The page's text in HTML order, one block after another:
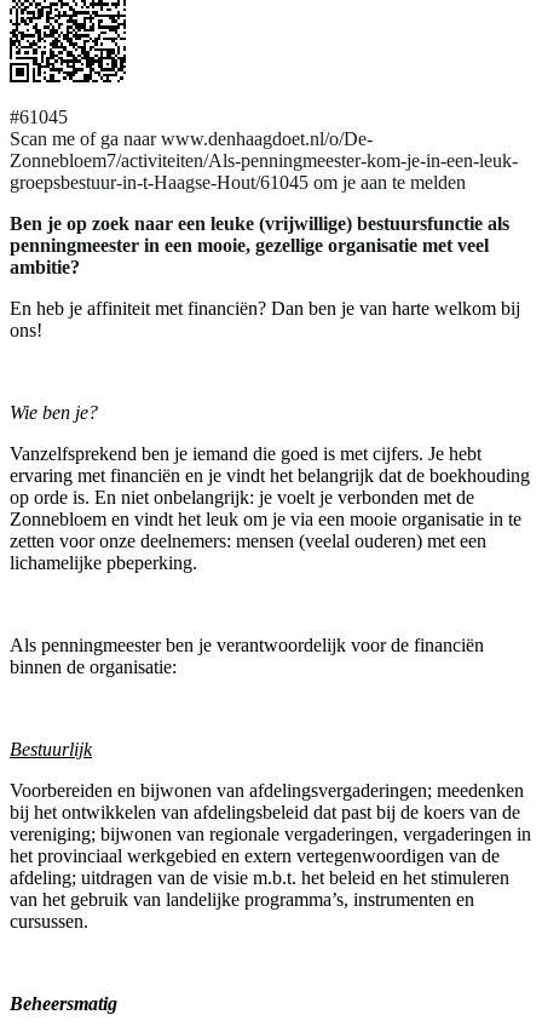
#61045
Scan me of ga naar www.denhaagdoet.nl/o/De-
Zonnebloem7/activiteiten/Als-penningmeester-kom-je-in-een-leuk-
groepsbestuur-in-t-Haagse-Hout/61045 om je aan te melden
Ben je op zoek naar een leuke (vrijwillige) bestuursfunctie als
penningmeester in een mooie, gezellige organisatie met veel
ambitie?
En heb je affiniteit met financiën? Dan ben je van harte welkom bij
ons!
Wie ben je?
Vanzelfsprekend ben je iemand die goed is met cijfers. Je hebt
ervaring met financiën en je vindt het belangrijk dat de boekhouding
op orde is. En niet onbelangrijk: je voelt je verbonden met de
Zonnebloem en vindt het leuk om je via een mooie organisatie in te
zetten voor onze deelnemers: mensen (veelal ouderen) met een
lichamelijke pbeperking.
Als penningmeester ben je verantwoordelijk voor de financiën
binnen de organisatie:
Bestuurlijk
Voorbereiden en bijwonen van afdelingsvergaderingen; meedenken
bij het ontwikkelen van afdelingsbeleid dat past bij de koers van de
vereniging; bijwonen van regionale vergaderingen, vergaderingen in
het provinciaal werkgebied en extern vertegenwoordigen van de
afdeling; uitdragen van de visie m.b.t. het beleid en het stimuleren
van het gebruik van landelijke programma’s, instrumenten en
cursussen.
Beheersmatig